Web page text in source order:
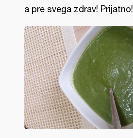
a pre svega zdrav! Prijatno!